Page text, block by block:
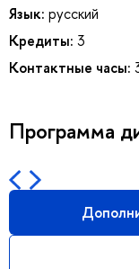
Язык: русский
Кредиты: 3
Контактные часы:
Программа